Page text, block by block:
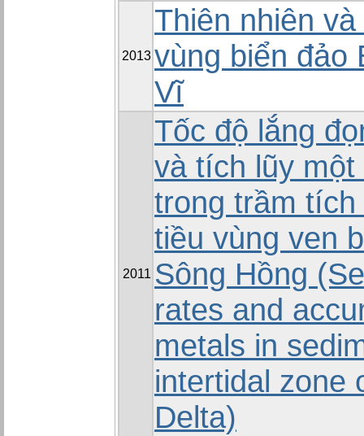
2013
Thiên nhiên
vùng biển đảo
Vĩ
2011
Tốc độ lắng
và tích lũy một
trong trầm
tiều vùng ven
Sông Hồng
rates and
metals in
intertidal zone
Delta)